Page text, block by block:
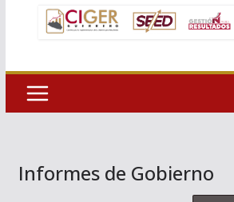
Informes de Gobierno